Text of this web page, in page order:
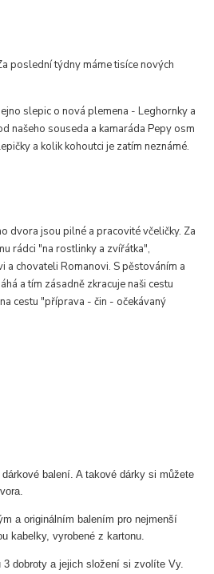
poslední týdny máme tisíce nových
slepic o nová plemena - Leghornky a
našeho souseda a kamaráda Pepy osm
a kolik kohoutci je zatím neznámé.
dvora jsou pilné a pracovité včeličky. Za
rádci "na rostlinky a zvířátka",
a chovateli Romanovi. S pěstováním a
a tím zásadně zkracuje naši cestu
cestu "příprava - čin - očekávaný
balení. A takové dárky si můžete
a originálním balením pro nejmenší
kabelky, vyrobené z kartonu.
3 dobroty a jejich složení si zvolíte Vy.